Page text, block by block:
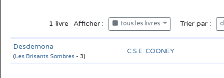
1 livre Afficher : tous les livres Trier par :
Desdemona
(Les Brisants Sombres - 3)
C.S.E. COONEY